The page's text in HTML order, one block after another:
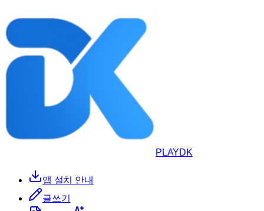
PLAYDK
앱 설치 안내
글쓰기